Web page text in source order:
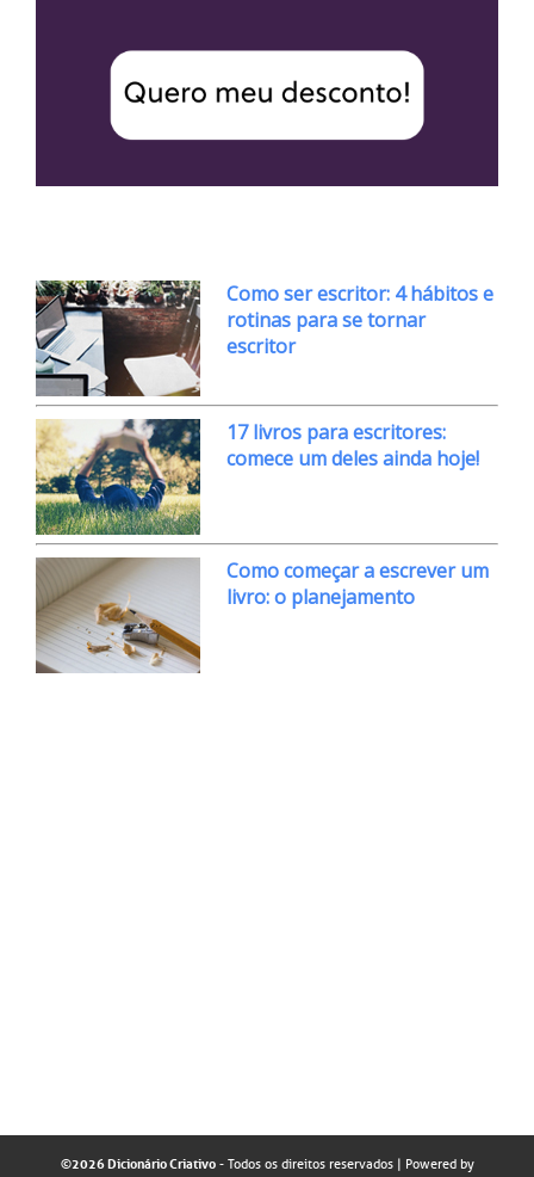
Como ser escritor: 4 hábitos e
rotinas para se tornar
escritor
17 livros para escritores:
comece um deles ainda hoje!
Como começar a escrever um
livro: o planejamento
©2026 Dicionário Criativo- Todos os direitos reservados| Powered by